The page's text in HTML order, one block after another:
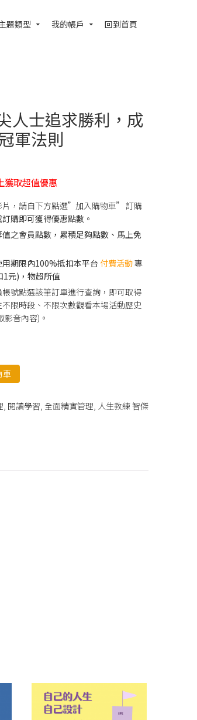
題類型 我的帳戶 回到首頁
人士追求勝利，成
軍法則
獲取超值優惠
片，請自下方點選”加入購物車” 訂購
購即可獲得優惠點數。
之會員點數，累積足夠點數、馬上免
期限內100%抵扣本平台 付費活動專
1元)，物超所值
號點選該筆訂單進行查詢，即可取得
限時段、不限次數觀看本場活動歷史
音內容)。
車
, 閱讀學習, 全面精實管理, 人生教練 智傑